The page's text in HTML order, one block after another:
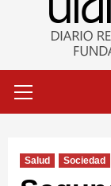
primario
Salud Sociedad